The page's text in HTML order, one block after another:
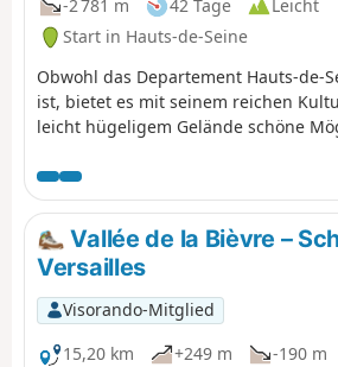
-2 781 m 42 Tage
Leicht
Start in Hauts-de-Seine
Obwohl das Departement Hauts-de-
ist, bietet es mit seinem reichen
leicht hügeligem Gelände schöne
mit öffentlichen Verkehrsmitteln
Sie auf Entdeckungsreise durch
wobei Sie möglichst die
und stattdessen Wege und Gassen,
Waldgebiete bevorzugen.
Vallée de la Bièvre –
Versailles
Visorando-Mitglied
15,20 km
+249 m
-190 m